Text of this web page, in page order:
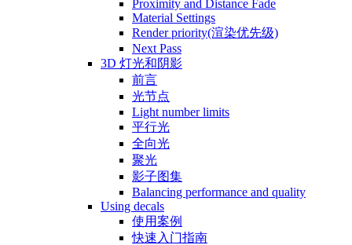
Proximity and Distance Fade
Material Settings
Render priority(渲染优先级)
Next Pass
3D 灯光和阴影
前言
光节点
Light number limits
平行光
全向光
聚光
影子图集
Balancing performance and quality
Using decals
使用案例
快速入门指南